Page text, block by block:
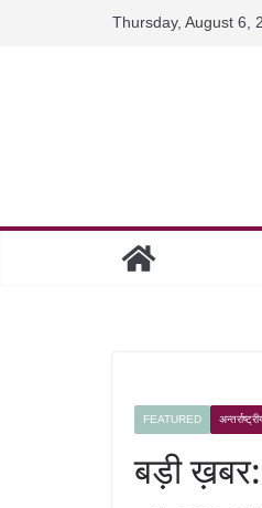
Thursday, August 6,
FEATURED
बड़ी ख़बर: